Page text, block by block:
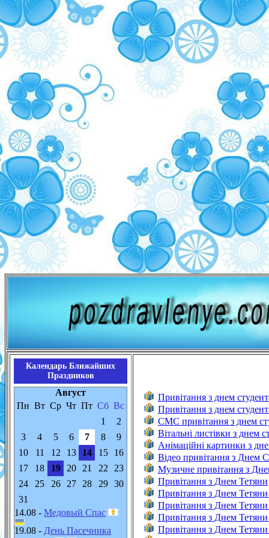
Календарь Ближайших
Праздников
Август
Пн Вт Ср Чт Пт Сб Вс
1
2
3
4 5 6 7 8
9
10
11 12 13 14 15
16
17
18 19 20 21 22
23
24
25 26 27 28 29
30
31
14.08 - Медовый Спас
19.08 - День Пасечника
Привітання з днем
Привітання з днем
CMC привітання з днем
Вітальні листівки з днем
Анімаційні картинки з
Відео привітання з Днем
Музичне привітання з
Привітання з Днем Тетяни
Привітання з Днем Тетяни
Привітання з Днем Тетяни
Привітання з Днем Тетяни
Привітання з Днем Тетяни